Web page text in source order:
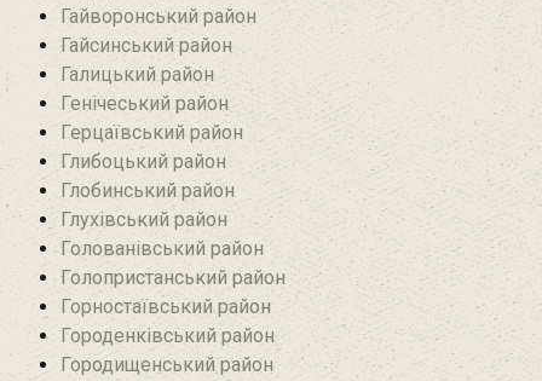
Гайворонський район
Гайсинський район
Галицький район
Генічеський район
Герцаївський район
Глибоцький район
Глобинський район
Глухівський район‎
Голованівський район
Голопристанський район
Горностаївський район‎
Городенківський район
Городищенський район‎